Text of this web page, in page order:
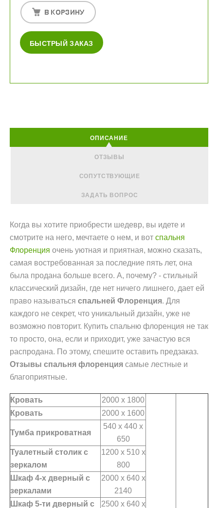
БЫСТРЫЙ ЗАКАЗ
ОПИСАНИЕ
ОТЗЫВЫ
СОПУТСТВУЮЩИЕ
ЗАДАТЬ ВОПРОС
Когда вы хотите приобрести шедевр, вы идете и
смотрите на него, мечтаете о нем, и вот спальня
Флоренция очень уютная и приятная, можно сказать,
самая востребованная за последние пять лет, она
была продана больше всего. А, почему? - стильный
классический дизайн, где нет ничего лишнего, дает ей
право называться спальней Флоренция. Для
каждого не секрет, что уникальный дизайн, уже не
возможно повторит. Купить спальню флоренция не так
то просто, она, если и приходит, уже зачастую вся
распродана. По этому, спешите оставить предзаказ.
Отзывы спальня флоренция самые лестные и
благоприятные.
Кровать
2000 х 1800
Кровать
2000 х 1600
Тумба прикроватная
540 х 440 х
650
Туалетный столик с
зеркалом
1200 х 510 х
800
Шкаф 4-х дверный с
зеркалами
2000 х 640 х
2140
Шкаф 5-ти дверный с
2500 х 640 х